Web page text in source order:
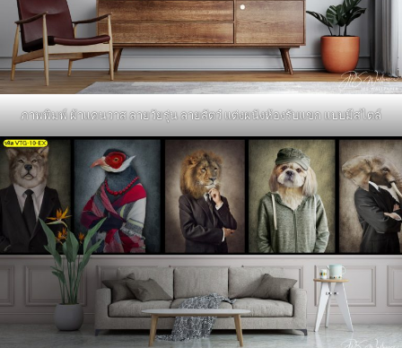
ภาพพิมพ์ ผ้าแคนวาส ลายวัยรุ่น ลายสัตว๋ แต่งผนังห้องรับแขก แบบมีสไตล์